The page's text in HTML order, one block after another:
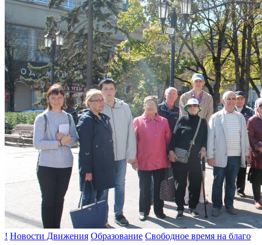
! Новости Движения Образование Свободное время на благо